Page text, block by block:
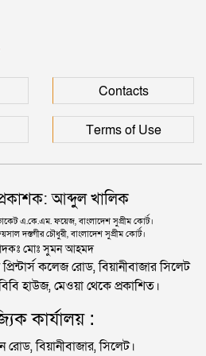
বাস্তবায়নে ঢাকায় উচ্চপর্যায়ে যা হল
নিয়ে ধর্ষণ, ৬ যুবককে যে শাস্তি দিলে
মধ্যে ৯৫ শতাংশই সিলেটি
হতাশ ৬ শহীদ পরিবার
থেকে তরুণীর খণ্ডিত মাথা ও দুই হাত
বক্তব্য দেওয়া নিয়ে পররাষ্ট্র
মন্ত্রী-এমপিরা কে কোথায়?
জনতার বীরত্বের স্মারকস্তম্ভ:
ইউএনও
Contacts
Terms of Use
আব্দুল খালিক
এ.কে.এম. ফয়েজ, বাংলাদেশ সুপ্রীম কোর্ট।
দস্তগীর চৌধুরী, বাংলাদেশ সুপ্রীম কোর্ট।
মোঃ সুমন আহমদ
কলেজ রোড, বিয়ানীবাজার সিলেট
হাউজ, মেওয়া থেকে প্রকাশিত।
কার্যালয় :
রোড, বিয়ানীবাজার, সিলেট।